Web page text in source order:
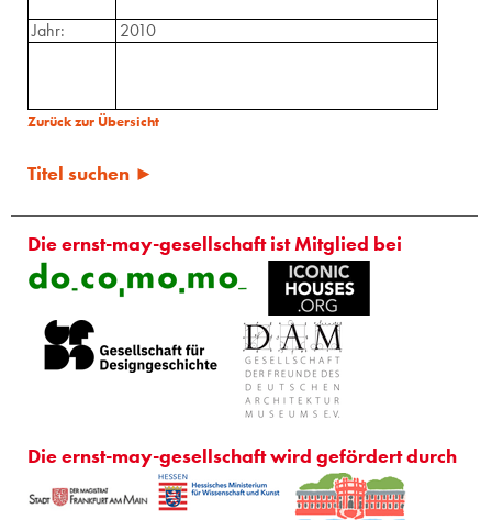
Jahr:
2010
Zurück zur Übersicht
Titel suchen ►
Die ernst-may-gesellschaft ist Mitglied bei
Die ernst-may-gesellschaft wird gefördert durch